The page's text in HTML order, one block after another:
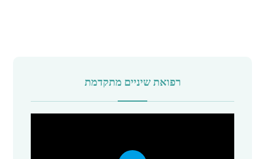
רפואת שיניים מתקדמת